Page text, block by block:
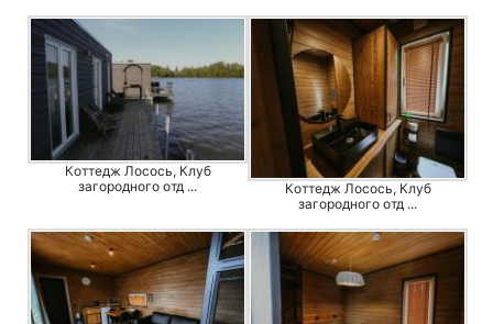
Коттедж Лосось, Клуб
загородного отд ...
Коттедж Лосось, Клуб
загородного отд ...